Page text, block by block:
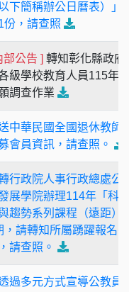
以下簡稱辦公日曆表）」
份，請查照
部公告 ] 轉知彰化縣政府
級學校教育人員115年
調查作業
中華民國全國退休教師
會員資訊，請查照。
行政院人事行政總處公
展學院辦理114年「科
趨勢系列課程（遠距）
，請轉知所屬踴躍報名參
請查照。
過多元方式宣導公教員